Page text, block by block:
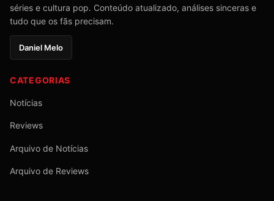
séries e cultura pop. Conteúdo atualizado, análises sinceras e
tudo que os fãs precisam.
Daniel Melo
CATEGORIAS
Notícias
Reviews
Arquivo de Notícias
Arquivo de Reviews